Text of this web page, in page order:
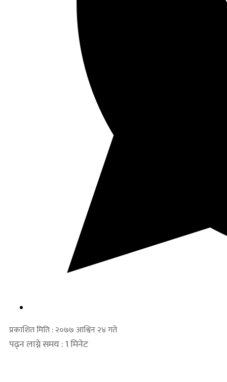
प्रकाशित मिति : २०७७ आश्विन २४ गते
पढ्न लाग्ने समय : 1 मिनेट